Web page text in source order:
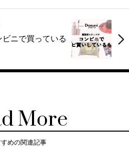
ニで買っている
More
めの関連記事